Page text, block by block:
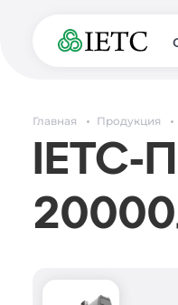
Главная Продукция
IETC-